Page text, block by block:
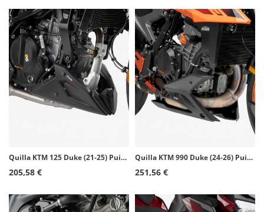
Quilla KTM 125 Duke (21-25) Puig Negro mate 22332J
205,58 €
Quilla KTM 990 Duke (24-26) Puig Negro mate 22228J
251,56 €